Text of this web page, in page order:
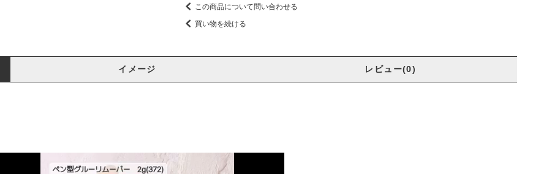
この商品について問い合わせる
買い物を続ける
イメージ レビュー(0)